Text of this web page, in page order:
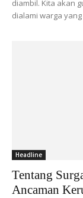
diambil. Kita akan
dialami warga
Headline
Tentang
Ancaman